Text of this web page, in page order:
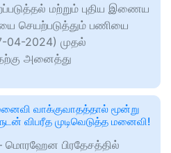
மற்றும் புதிய இணைய
செயற்படுத்தும் பணியை
04-2024) முதல்
அனைத்து
வாக்குவாதத்தால் மூன்று
விபரீத முடிவெடுத்த மனைவி!
பிரதேசத்தில்